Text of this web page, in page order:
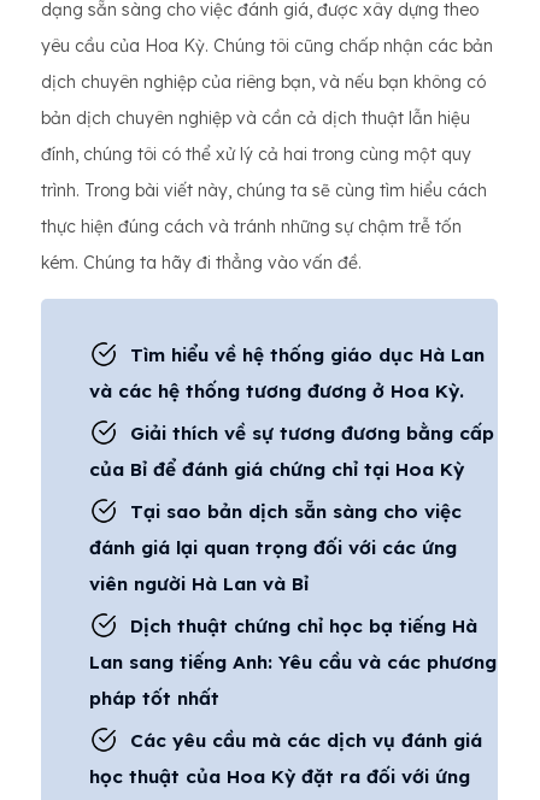
dạng sẵn sàng cho việc đánh giá, được xây dựng theo
yêu cầu của Hoa Kỳ. Chúng tôi cũng chấp nhận các bản
dịch chuyên nghiệp của riêng bạn, và nếu bạn không có
bản dịch chuyên nghiệp và cần cả dịch thuật lẫn hiệu
đính, chúng tôi có thể xử lý cả hai trong cùng một quy
trình. Trong bài viết này, chúng ta sẽ cùng tìm hiểu cách
thực hiện đúng cách và tránh những sự chậm trễ tốn
kém. Chúng ta hãy đi thẳng vào vấn đề.
Tìm hiểu về hệ thống giáo dục Hà Lan
và các hệ thống tương đương ở Hoa Kỳ.
Giải thích về sự tương đương bằng cấp
của Bỉ để đánh giá chứng chỉ tại Hoa Kỳ
Tại sao bản dịch sẵn sàng cho việc
đánh giá lại quan trọng đối với các ứng
viên người Hà Lan và Bỉ
Dịch thuật chứng chỉ học bạ tiếng Hà
Lan sang tiếng Anh: Yêu cầu và các phương
pháp tốt nhất
Các yêu cầu mà các dịch vụ đánh giá
học thuật của Hoa Kỳ đặt ra đối với ứng